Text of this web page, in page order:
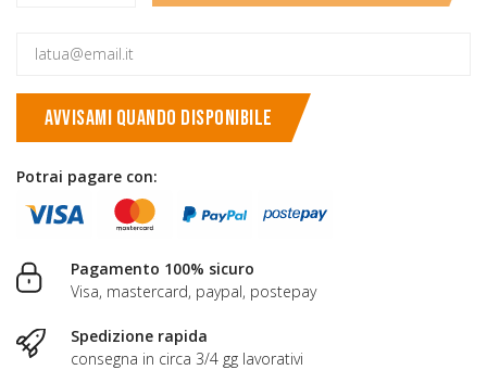
AVVISAMI QUANDO DISPONIBILE
Potrai pagare con:
Pagamento 100% sicuro
Visa, mastercard, paypal, postepay
Spedizione rapida
consegna in circa 3/4 gg lavorativi